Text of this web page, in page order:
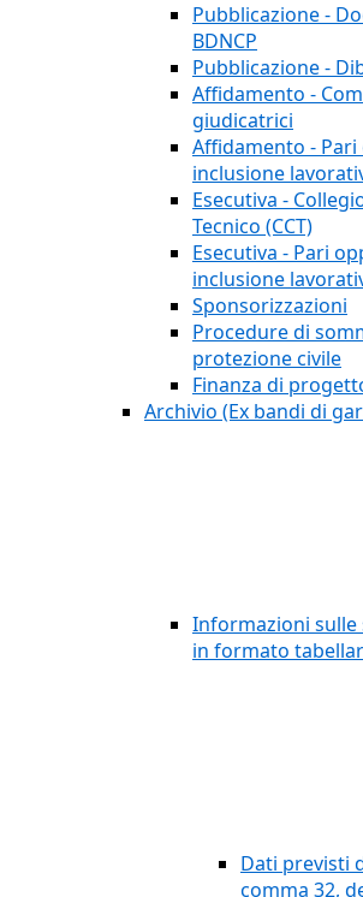
Pubblicazione -
BDNCP
Pubblicazione -
Affidamento -
giudicatrici
Affidamento -
inclusione
Esecutiva -
Tecnico (CCT)
Esecutiva - Pari
inclusione
Sponsorizzazioni
Procedure di
protezione civile
Finanza di
Archivio (Ex bandi di
Informazioni
in formato
Dati previsti
comma 32,